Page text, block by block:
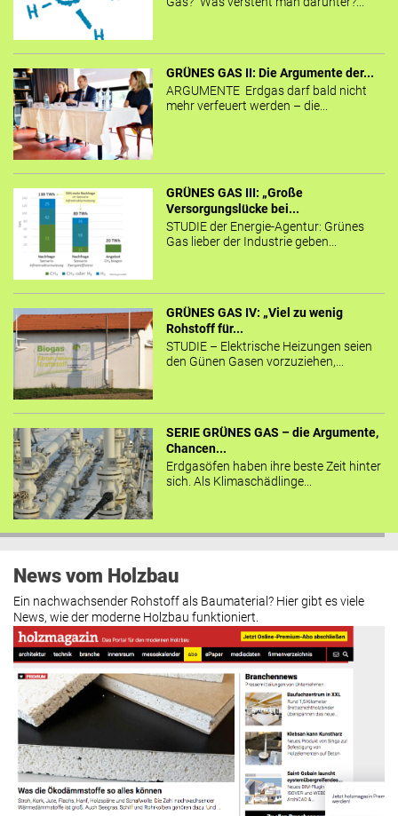
GRÜNES GAS II: Die Argumente der...
ARGUMENTE Erdgas darf bald nicht
mehr verfeuert werden – die...
GRÜNES GAS III: „Große
Versorgungslücke bei...
STUDIE der Energie-Agentur: Grünes
Gas lieber der Industrie geben...
GRÜNES GAS IV: „Viel zu wenig
Rohstoff für...
STUDIE – Elektrische Heizungen seien
den Günen Gasen vorzuziehen,...
SERIE GRÜNES GAS – die Argumente,
Chancen...
Erdgasöfen haben ihre beste Zeit hinter
sich. Als Klimaschädlinge...
News vom Holzbau
Ein nachwachsender Rohstoff als Baumaterial? Hier gibt es viele
News, wie der moderne Holzbau funktioniert.